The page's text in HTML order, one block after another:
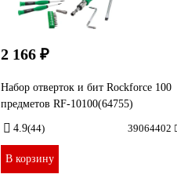
2 166 ₽
Набор отверток и бит Rockforce 100
предметов RF-10100(64755)
4.9(44) 39064402
В корзину